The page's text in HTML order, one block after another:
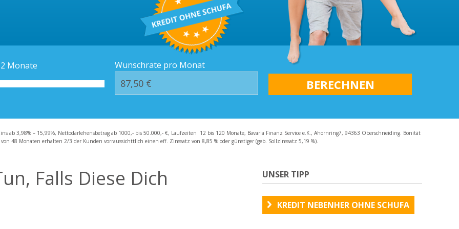
Häufige Fragen – FAQ
Monate Wunschrate pro Monat
ab 3,98% – 15,99%, Nettodarlehensbetrag ab 1000,- bis 50.000,- €, Laufzeiten 12 bis 120 Monate, Bavaria Finanz Service e.K., Ahornring7, 94363 Oberschneiding. Bonität
48 Monaten erhalten 2/3 der Kunden vorraussichttlich einen eff. Zinssatz von 8,85 % oder günstiger (geb. Sollzinssatz 5,19 %).
Falls Diese Dich
UNSER TIPP
KREDIT NEBENHER OHNE SCHUFA